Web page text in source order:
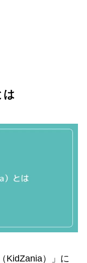
は
KidZania）」に